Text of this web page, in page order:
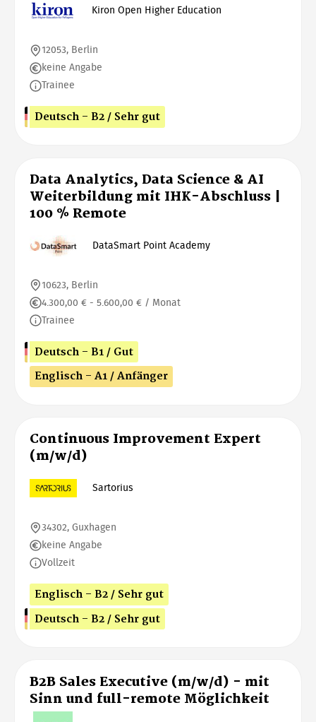
Kiron Open Higher Education
12053, Berlin
keine Angabe
Trainee
Deutsch - B2 / Sehr gut
Data Analytics, Data Science & AI
Weiterbildung mit IHK-Abschluss |
100 % Remote
DataSmart Point Academy
10623, Berlin
4.300,00 € - 5.600,00 € / Monat
Trainee
Deutsch - B1 / Gut
Englisch - A1 / Anfänger
Continuous Improvement Expert
(m/w/d)
Sartorius
34302, Guxhagen
keine Angabe
Vollzeit
Englisch - B2 / Sehr gut
Deutsch - B2 / Sehr gut
B2B Sales Executive (m/w/d) - mit
Sinn und full-remote Möglichkeit